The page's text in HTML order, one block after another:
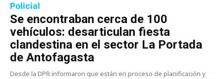
Policial
Se encontraban cerca de 100
vehículos: desarticulan fiesta
clandestina en el sector La Portada
de Antofagasta
Desde la DPR informaron que están en proceso de planificación y